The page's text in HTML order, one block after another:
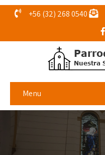
+56 (32) 268 0540
Menu